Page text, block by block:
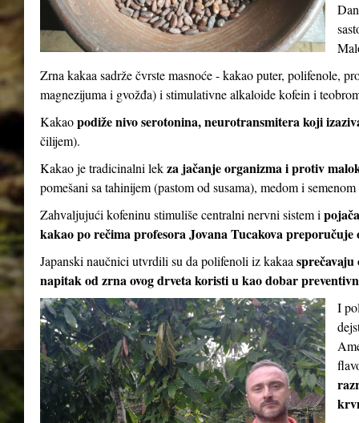
Zrna kakaa sadrže čvrste masnoće - kakao puter, polifenole,
magnezijuma i gvožđa) i stimulativne alkaloide kofein i
Kakaopodiže nivo serotonina, neurotransmitera koji
čilijem).
Kakao je tradicinalni lekza jačanje organizma i protiv
pomešani sa tahinijem (pastom od susama), medom i
Zahvaljujući kofeninu stimuliše centralni nervni sistem i
kakao po rečima profesora Jovana Tucakova preporučuje
Japanski naučnici utvrdili su da polifenoli iz kakaa
napitak od zrna ovog drveta koristi u kao dobar
I